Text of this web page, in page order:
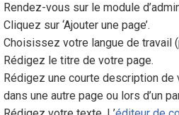
Rendez-vous sur le module
Cliquez sur ‘Ajouter une page’.
Choisissez votre langue de travail
Rédigez le titre de votre page.
Rédigez une courte description de
dans une autre page ou lors d’un